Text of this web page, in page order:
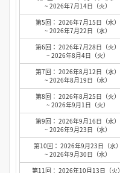
~ 2026年7月14日（火）
第5回： 2026年7月15日（水）
~ 2026年7月22日（水）
第6回： 2026年7月28日（火）
~ 2026年8月4日（火）
第7回： 2026年8月12日（水）
~ 2026年8月19日（水）
第8回： 2026年8月25日（火）
~ 2026年9月1日（火）
第9回： 2026年9月16日（水）
~ 2026年9月23日（水）
第10回： 2026年9月23日（水）
~ 2026年9月30日（水）
第11回： 2026年10月13日（火）